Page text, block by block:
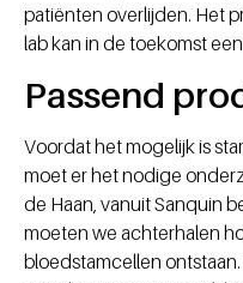
patiënten overlijden. Het
lab kan in de toekomst
Passend
Voordat het mogelijk is
moet er het nodige
de Haan, vanuit Sanquin
moeten we achterhalen
bloedstamcellen